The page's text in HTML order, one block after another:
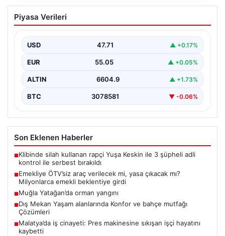
Emekliye ÖTV’siz araç verilecek mi,
yasa çıkacak mı? Milyonlarca emekli
Piyasa Verileri
USD 47.71 ▲ +0.17%
EUR 55.05 ▲ +0.05%
ALTIN 6604.9 ▲ +1.73%
BTC 3078581 ▼ -0.06%
Son Eklenen Haberler
■Klibinde silah kullanan rapçi Yuşa Keskin ile 3 şüpheli adli
kontrol ile serbest bırakıldı
■Emekliye ÖTV’siz araç verilecek mi, yasa çıkacak mı?
Milyonlarca emekli beklentiye girdi
■Muğla Yatağan’da orman yangını
■Dış Mekan Yaşam alanlarında Konfor ve bahçe mutfağı
Çözümleri
■Malatya’da iş cinayeti: Pres makinesine sıkışan işçi hayatını
kaybetti